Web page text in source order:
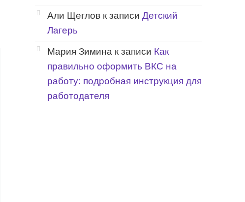
Али Щеглов к записи Детский
Лагерь
Мария Зимина к записи Как
правильно оформить ВКС на
работу: подробная инструкция для
работодателя